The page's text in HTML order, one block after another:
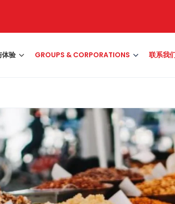
体验 GROUPS & CORPORATIONS 联系我